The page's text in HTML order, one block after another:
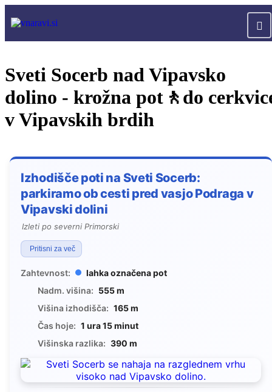
Sveti Socerb nad Vipavsko
dolino - krožna pot🚶do
v Vipavskih brdih
Izhodišče poti na Sveti Socerb:
parkiramo ob cesti pred vasjo Podraga v
Vipavski dolini
Izleti po severni Primorski
Pritisni za več
Zahtevnost:
lahka označena pot
Nadm. višina: 555 m
Višina izhodišča: 165 m
Čas hoje: 1 ura 15 minut
Višinska razlika: 390 m